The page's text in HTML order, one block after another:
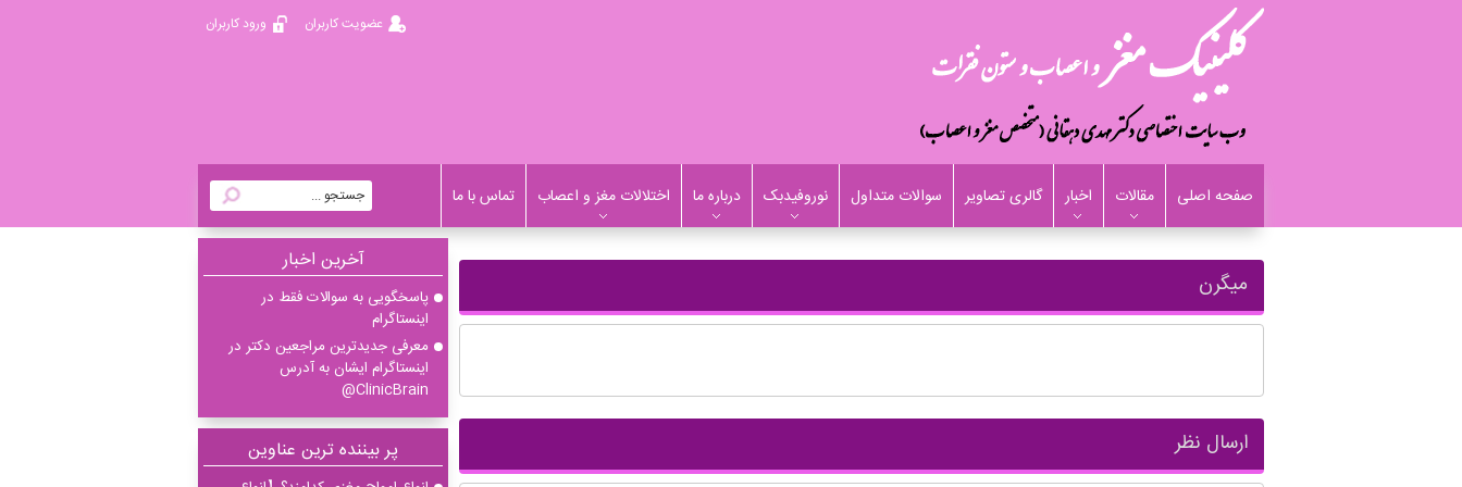
ورود کاربران عضویت کاربران
صفحه اصلی مقالات اخبار گالری تصاویر سوالات متداول نوروفیدبک درباره ما اختلالات مغز و اعصاب تماس با ما
میگرن
ارسال نظر
آخرين اخبار
پاسخگویی به سوالات فقط در
اینستاگرام
معرفی جدیدترین مراجعین دکتر در
اینستاگرام ایشان به آدرس
ClinicBrain@
پر بیننده ترین عناوین